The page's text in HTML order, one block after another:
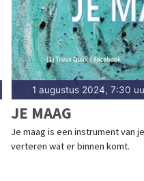
1 augustus 2024, 7:30
JE MAAG
Je maag is een instrument van
verteren wat er binnen komt.